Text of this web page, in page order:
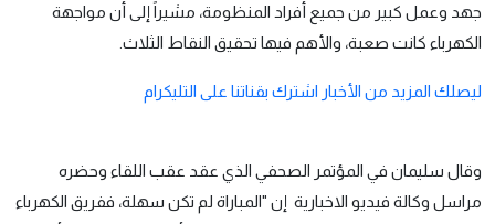
جهد وعمل كبير من جميع أفراد المنظومة، مشيراً إلى أن مواجهة
الكهرباء كانت صعبة، والأهم فيها تحقيق النقاط الثلاث.
ليصلك المزيد من الأخبار اشترك بقناتنا على التليكرام
وقال سليمان في المؤتمر الصحفي الذي عقد عقب اللقاء وحضره
مراسل وكالة فيديو الاخبارية إن "المباراة لم تكن سهلة، ففريق الكهرباء